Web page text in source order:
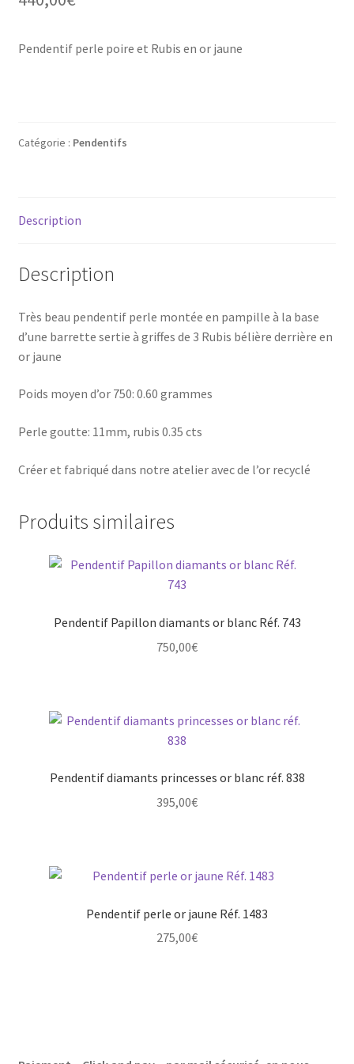
Mon compte
New products
Products
Pendentif perle poire et Rubis en or jaune
Catégorie : Pendentifs
Description
Description
Très beau pendentif perle montée en pampille à la base
d’une barrette sertie à griffes de 3 Rubis bélière derrière en
or jaune
Poids moyen d’or 750: 0.60 grammes
Perle goutte: 11mm, rubis 0.35 cts
Créer et fabriqué dans notre atelier avec de l’or recyclé
Produits similaires
Pendentif Papillon diamants or blanc Réf. 743
750,00€
Pendentif diamants princesses or blanc réf. 838
395,00€
Pendentif perle or jaune Réf. 1483
275,00€